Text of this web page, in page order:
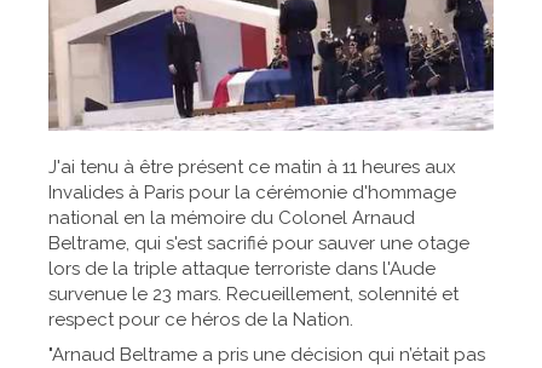
J'ai tenu à être présent ce matin à 11 heures aux
Invalides à Paris pour la cérémonie d'hommage
national en la mémoire du Colonel Arnaud
Beltrame, qui s'est sacrifié pour sauver une otage
lors de la triple attaque terroriste dans l'Aude
survenue le 23 mars. Recueillement, solennité et
respect pour ce héros de la Nation.
"Arnaud Beltrame a pris une décision qui n’était pas